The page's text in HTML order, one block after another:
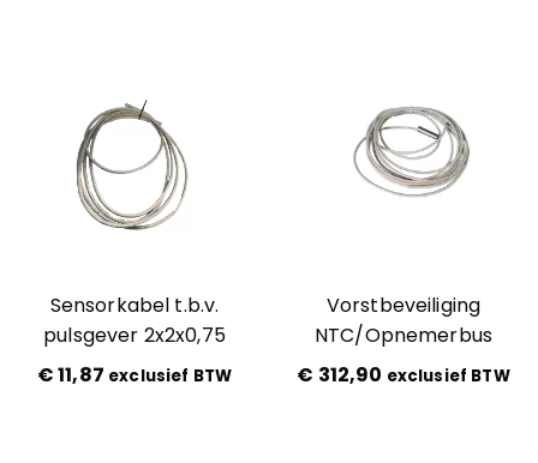
Sensorkabel t.b.v.
pulsgever 2x2x0,75
€11,87 exclusief BTW
Vorstbeveiliging
NTC/Opnemerbus
€ 312,90 exclusief BTW